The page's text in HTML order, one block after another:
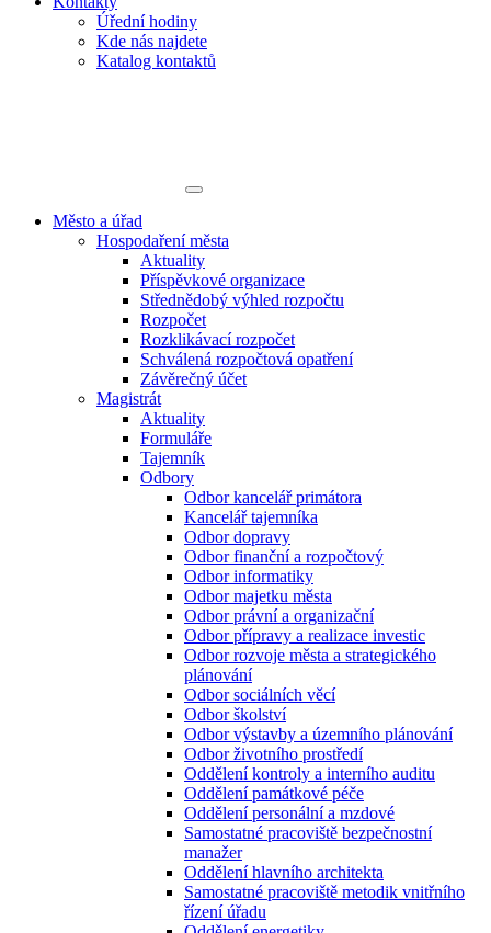
Úřední hodiny
Kde nás najdete
Katalog kontaktů
Město a úřad
Hospodaření města
Aktuality
Příspěvkové organizace
Střednědobý výhled rozpočtu
Rozpočet
Rozklikávací rozpočet
Schválená rozpočtová opatření
Závěrečný účet
Magistrát
Aktuality
Formuláře
Tajemník
Odbory
Odbor kancelář primátora
Kancelář tajemníka
Odbor dopravy
Odbor finanční a rozpočtový
Odbor informatiky
Odbor majetku města
Odbor právní a organizační
Odbor přípravy a realizace investic
Odbor rozvoje města a strategického
plánování
Odbor sociálních věcí
Odbor školství
Odbor výstavby a územního plánování
Odbor životního prostředí
Oddělení kontroly a interního auditu
Oddělení památkové péče
Oddělení personální a mzdové
Samostatné pracoviště bezpečnostní
manažer
Oddělení hlavního architekta
Samostatné pracoviště metodik vnitřního
řízení úřadu